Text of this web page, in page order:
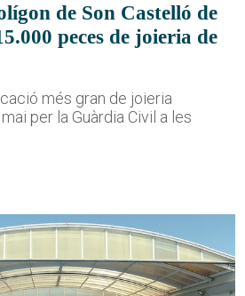
de Son Castelló de
peces de joieria de
més gran de joieria
per la Guàrdia Civil a les